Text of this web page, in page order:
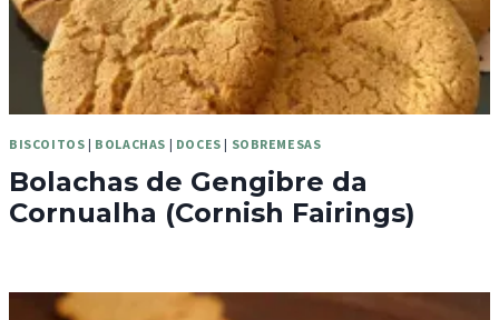
BISCOITOS | BOLACHAS | DOCES | SOBREMESAS
Bolachas de Gengibre da
Cornualha (Cornish Fairings)